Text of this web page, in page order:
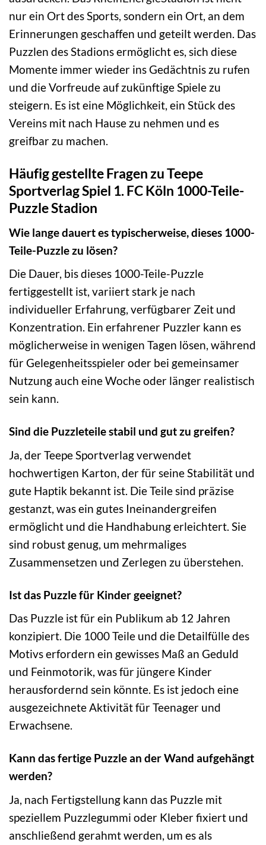
nur ein Ort des Sports, sondern ein Ort, an dem
Erinnerungen geschaffen und geteilt werden. Das
Puzzlen des Stadions ermöglicht es, sich diese
Momente immer wieder ins Gedächtnis zu rufen
und die Vorfreude auf zukünftige Spiele zu
steigern. Es ist eine Möglichkeit, ein Stück des
Vereins mit nach Hause zu nehmen und es
greifbar zu machen.
Häufig gestellte Fragen zu Teepe
Sportverlag Spiel 1. FC Köln 1000-Teile-
Puzzle Stadion
Wie lange dauert es typischerweise, dieses 1000-
Teile-Puzzle zu lösen?
Die Dauer, bis dieses 1000-Teile-Puzzle
fertiggestellt ist, variiert stark je nach
individueller Erfahrung, verfügbarer Zeit und
Konzentration. Ein erfahrener Puzzler kann es
möglicherweise in wenigen Tagen lösen, während
für Gelegenheitsspieler oder bei gemeinsamer
Nutzung auch eine Woche oder länger realistisch
sein kann.
Sind die Puzzleteile stabil und gut zu greifen?
Ja, der Teepe Sportverlag verwendet
hochwertigen Karton, der für seine Stabilität und
gute Haptik bekannt ist. Die Teile sind präzise
gestanzt, was ein gutes Ineinandergreifen
ermöglicht und die Handhabung erleichtert. Sie
sind robust genug, um mehrmaliges
Zusammensetzen und Zerlegen zu überstehen.
Ist das Puzzle für Kinder geeignet?
Das Puzzle ist für ein Publikum ab 12 Jahren
konzipiert. Die 1000 Teile und die Detailfülle des
Motivs erfordern ein gewisses Maß an Geduld
und Feinmotorik, was für jüngere Kinder
herausfordernd sein könnte. Es ist jedoch eine
ausgezeichnete Aktivität für Teenager und
Erwachsene.
Kann das fertige Puzzle an der Wand aufgehängt
werden?
Ja, nach Fertigstellung kann das Puzzle mit
speziellem Puzzlegummi oder Kleber fixiert und
anschließend gerahmt werden, um es als